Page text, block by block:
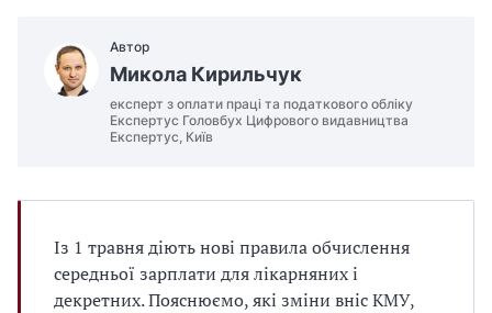
Автор
Микола Кирильчук
експерт з оплати праці та податкового обліку
Експертус Головбух Цифрового видавництва
Експертус, Київ
Із 1 травня діють нові правила обчислення
середньої зарплати для лікарняних і
декретних. Пояснюємо, які зміни вніс КМУ,